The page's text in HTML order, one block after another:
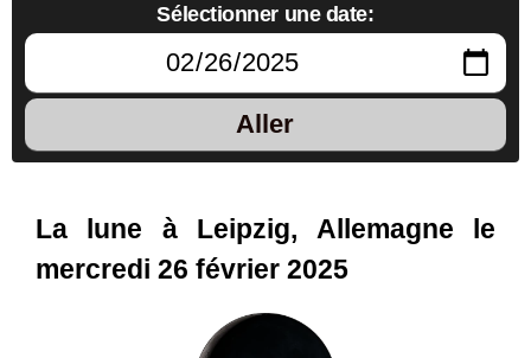
Sélectionner une date:
Aller
La lune à Leipzig, Allemagne le
mercredi 26 février 2025